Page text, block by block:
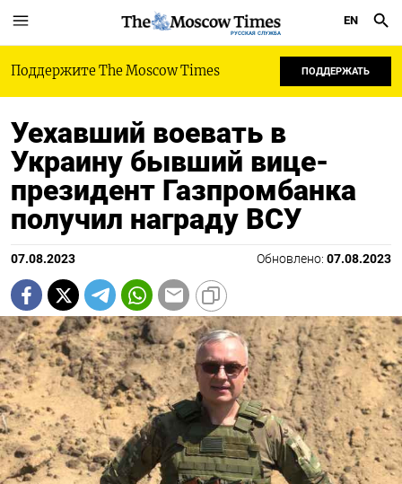
РУССКАЯ СЛУЖБА
EN
Поддержите The Moscow Times ПОДДЕРЖАТЬ
Уехавший воевать в
Украину бывший вице-
президент Газпромбанка
получил награду ВСУ
07.08.2023 Обновлено: 07.08.2023